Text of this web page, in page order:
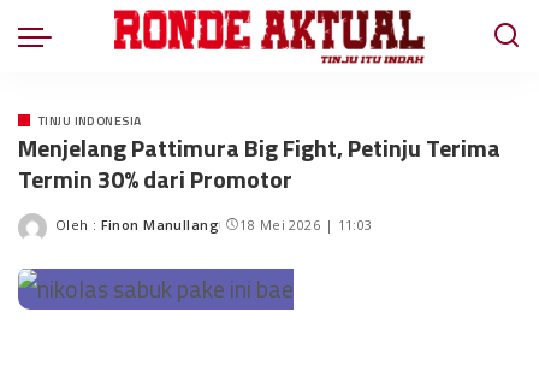
TINJU INDONESIA
Menjelang Pattimura Big Fight, Petinju Terima
Termin 30% dari Promotor
Oleh : Finon Manullang 18 Mei 2026 | 11:03